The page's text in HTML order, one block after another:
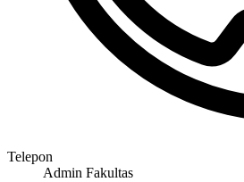
Telepon
Admin Fakultas